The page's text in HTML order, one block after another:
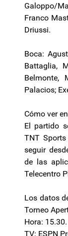
Galoppo/
Franco
Driussi.
Boca:
Battaglia,
Belmonte,
Palacios;
Cómo ver
El partido
TNT
seguir
de las
Telecentro
Los datos
Torneo
Hora: 15.30.
TV: ESPN